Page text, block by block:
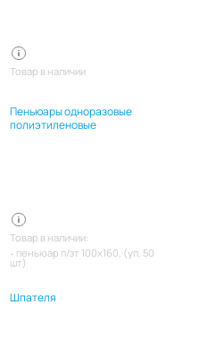
Товар в наличии
Пеньюары одноразовые
полиэтиленовые
Товар в наличии:
пеньюар п/эт 100х160, (уп. 50
шт)
Шпателя